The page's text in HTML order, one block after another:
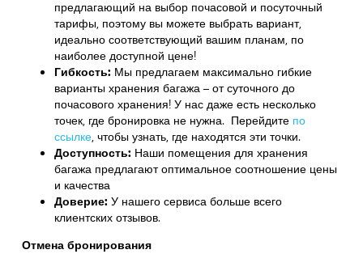
предлагающий на выбор почасовой и посуточный
тарифы, поэтому вы можете выбрать вариант,
идеально соответствующий вашим планам, по
наиболее доступной цене!
Гибкость: Мы предлагаем максимально гибкие
варианты хранения багажа – от суточного до
почасового хранения! У нас даже есть несколько
точек, где бронировка не нужна. Перейдите по
ссылке,чтобы узнать, где находятся эти точки.
Доступность: Наши помещения для хранения
багажа предлагают оптимальное соотношение цены
и качества
Доверие: У нашего сервиса больше всего
клиентских отзывов.
Отмена бронирования